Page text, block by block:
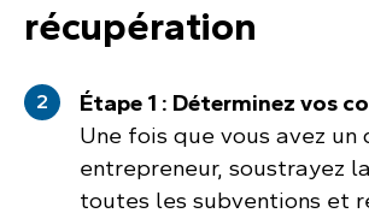
récupération
Étape 1 : Déterminez vos
Une fois que vous avez un
entrepreneur, soustrayez
toutes les subventions et